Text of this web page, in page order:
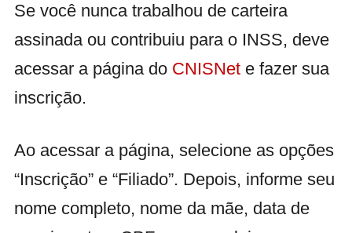
Se você nunca trabalhou de carteira
assinada ou contribuiu para o INSS, deve
acessar a página do CNISNet e fazer sua
inscrição.
Ao acessar a página, selecione as opções
“Inscrição” e “Filiado”. Depois, informe seu
nome completo, nome da mãe, data de